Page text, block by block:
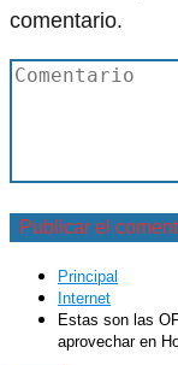
comentario.
Principal
Internet
Estas son las
aprovechar en